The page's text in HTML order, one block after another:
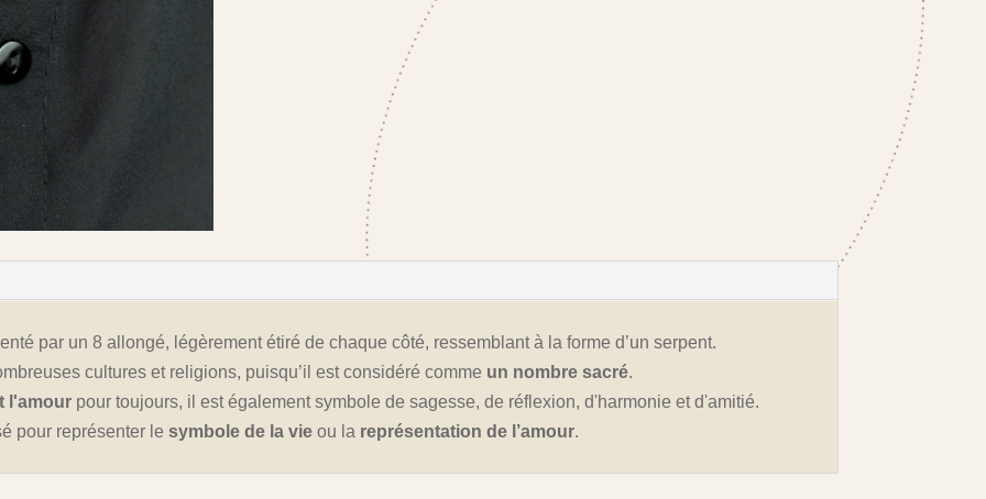
par un 8 allongé, légèrement étiré de chaque côté, ressemblant à la forme d’un serpent.
cultures et religions, puisqu’il est considéré comme un nombre sacré.
l'amour pour toujours, il est également symbole de sagesse, de réflexion, d'harmonie et d'amitié.
pour représenter lesymbole de la vie ou la représentation de l’amour.